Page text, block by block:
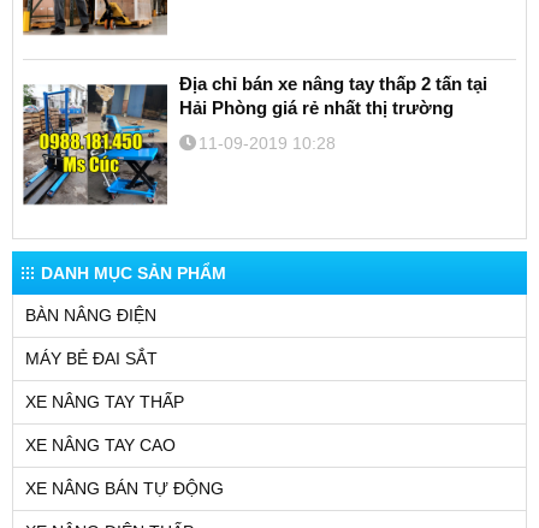
DANH MỤC SẢN PHẨM
BÀN NÂNG ĐIỆN
MÁY BẺ ĐAI SẮT
XE NÂNG TAY THẤP
XE NÂNG TAY CAO
XE NÂNG BÁN TỰ ĐỘNG
Địa chỉ bán xe nâng tay thấp 2 tấn tại
Hải Phòng giá rẻ nhất thị trường
11-09-2019 10:28